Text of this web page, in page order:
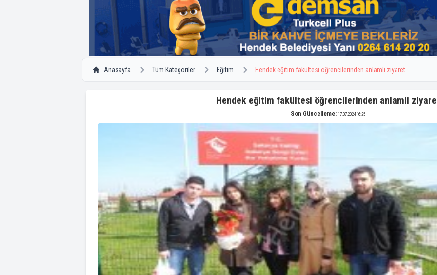
Anasayfa Tüm Kategoriler Eğitim Hendek eğitim fakültesi öğrencilerinden anlamli ziyaret
Hendek eğitim fakültesi öğrencilerinden anlamli
Son Güncelleme: 17.07.2024 16:25